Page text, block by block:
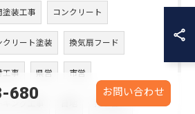
塗装工事 コンクリート
クリート塗装 換気扇フード
工事 県営 市営
打ち替え
680 お問い合わせ